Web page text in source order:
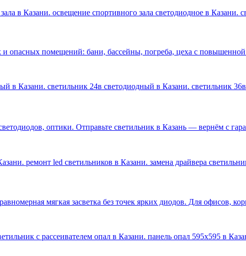
в Казани. освещение спортивного зала светодиодное в Казани.
опасных помещений: бани, бассейны, погреба, цеха с
в Казани. светильник 24в светодиодный в Казани. светильник
оптики. Отправьте светильник в Казань — вернём с
ремонт led светильников в Казани. замена драйвера
мягкая засветка без точек ярких диодов. Для офисов,
с рассеивателем опал в Казани. панель опал 595х595 в